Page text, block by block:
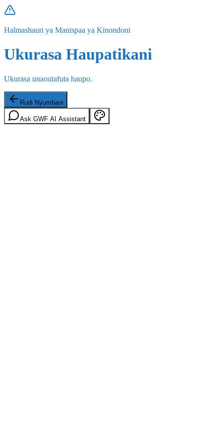
Halmashauri ya Manispaa ya Kinondoni
Ukurasa Haupatikani
Ukurasa unaoutafuta haupo.
Rudi Nyumbani
Ask GWF AI Assistant